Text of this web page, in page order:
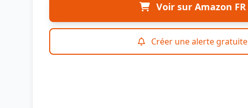
Voir sur Amazon FR
Créer une alerte gratuite